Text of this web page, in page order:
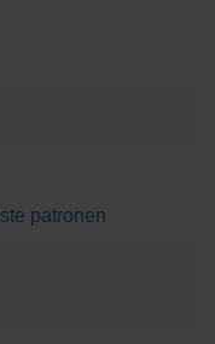
patronen